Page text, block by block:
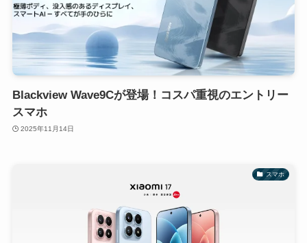
Blackview Wave9Cが登場！コスパ重視のエントリー
スマホ
2025年11月14日
スマホ